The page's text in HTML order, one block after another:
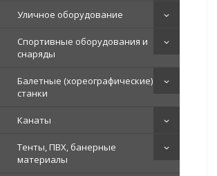
Уличное оборудование
Спортивные оборудования и
снаряды
Балетные (хореографические)
станки
Канаты
Тенты, ПВХ, банерные
материалы